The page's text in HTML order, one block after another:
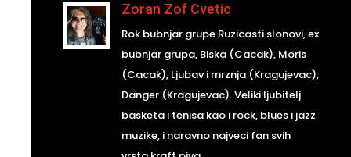
Zoran Zof Cvetic
Rok bubnjar grupe Ruzicasti slonovi, ex
bubnjar grupa, Biska (Cacak), Moris
(Cacak), Ljubav i mrznja (Kragujevac),
Danger (Kragujevac). Veliki ljubitelj
basketa i tenisa kao i rock, blues i jazz
muzike, i naravno najveci fan svih